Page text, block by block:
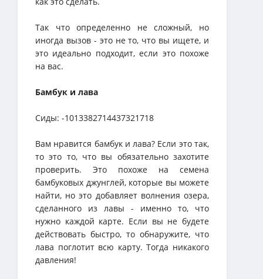
Так что определенно не сложный, но
иногда вызов - это не то, что вы ищете, и
это идеально подходит, если это похоже
на вас.
Бамбук и лава
Сиды: -1013382714437321718
Вам нравится бамбук и лава? Если это так,
то это то, что вы обязательно захотите
проверить. Это похоже на семена
бамбуковых джунглей, которые вы можете
найти, но это добавляет волнения озера,
сделанного из лавы - именно то, что
нужно каждой карте. Если вы не будете
действовать быстро, то обнаружите, что
лава поглотит всю карту. Тогда никакого
давления!